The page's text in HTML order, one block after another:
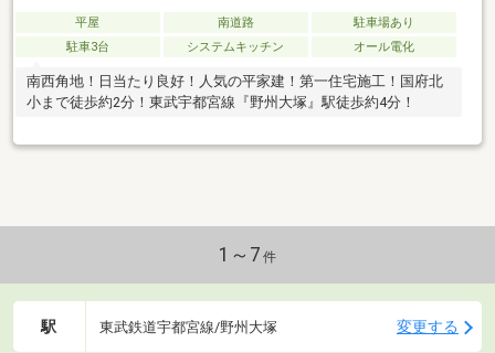
平屋 南道路
駐車場あり
駐車3台
システムキッチン オール電化
南西角地！日当たり良好！人気の平家建！第一住宅施工！国府北
小まで徒歩約2分！東武宇都宮線『野州大塚』駅徒歩約4分！
1～7 件
駅 東武鉄道宇都宮線/野州大塚 変更する